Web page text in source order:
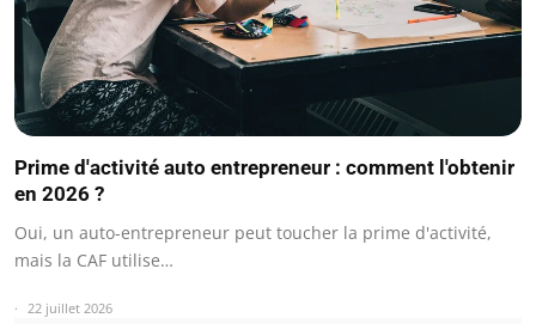
Prime d'activité auto entrepreneur : comment l'obtenir
en 2026 ?
Oui, un auto-entrepreneur peut toucher la prime d'activité,
mais la CAF utilise…
22 juillet 2026